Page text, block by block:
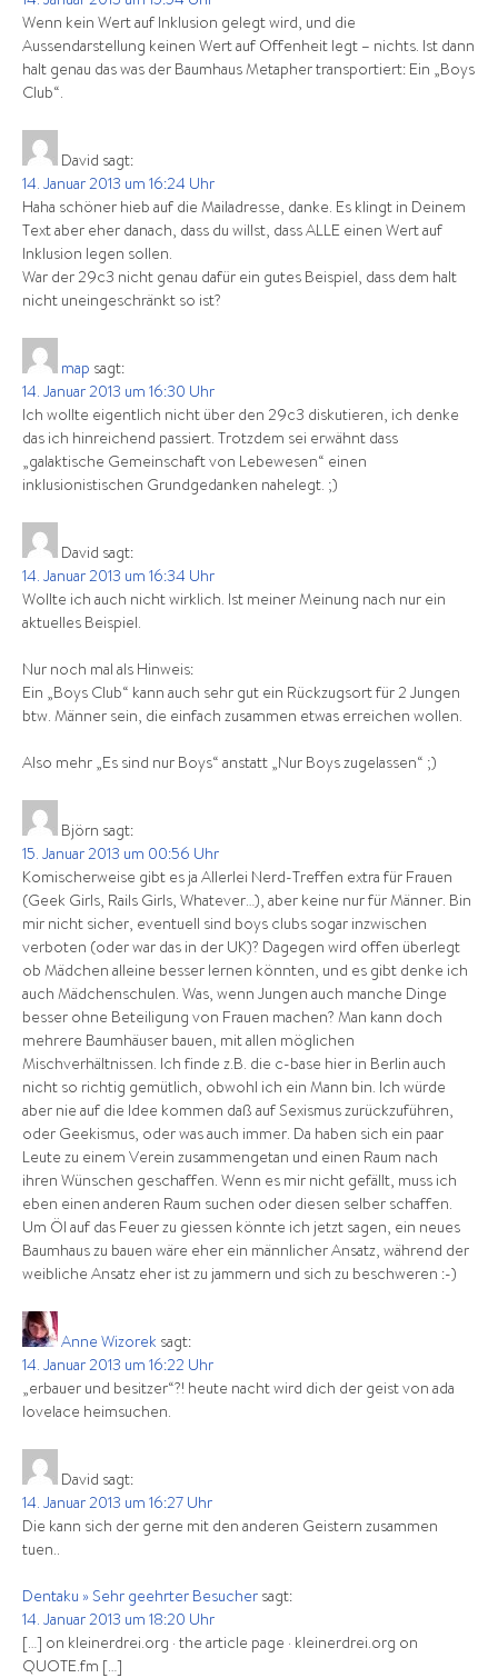
Wenn kein Wert auf Inklusion gelegt wird, und die
Aussendarstellung keinen Wert auf Offenheit legt – nichts. Ist dann
halt genau das was der Baumhaus Metapher transportiert: Ein „Boys
Club“.
David sagt:
14. Januar 2013 um 16:24 Uhr
Haha schöner hieb auf die Mailadresse, danke. Es klingt in Deinem
Text aber eher danach, dass du willst, dass ALLE einen Wert auf
Inklusion legen sollen.
War der 29c3 nicht genau dafür ein gutes Beispiel, dass dem halt
nicht uneingeschränkt so ist?
map sagt:
14. Januar 2013 um 16:30 Uhr
Ich wollte eigentlich nicht über den 29c3 diskutieren, ich denke
das ich hinreichend passiert. Trotzdem sei erwähnt dass
„galaktische Gemeinschaft von Lebewesen“ einen
inklusionistischen Grundgedanken nahelegt. ;)
David sagt:
14. Januar 2013 um 16:34 Uhr
Wollte ich auch nicht wirklich. Ist meiner Meinung nach nur ein
aktuelles Beispiel.
Nur noch mal als Hinweis:
Ein „Boys Club“ kann auch sehr gut ein Rückzugsort für 2 Jungen
btw. Männer sein, die einfach zusammen etwas erreichen wollen.
Also mehr „Es sind nur Boys“ anstatt „Nur Boys zugelassen“ ;)
Björn sagt:
15. Januar 2013 um 00:56 Uhr
Komischerweise gibt es ja Allerlei Nerd-Treffen extra für Frauen
(Geek Girls, Rails Girls, Whatever…), aber keine nur für Männer. Bin
mir nicht sicher, eventuell sind boys clubs sogar inzwischen
verboten (oder war das in der UK)? Dagegen wird offen überlegt
ob Mädchen alleine besser lernen könnten, und es gibt denke ich
auch Mädchenschulen. Was, wenn Jungen auch manche Dinge
besser ohne Beteiligung von Frauen machen? Man kann doch
mehrere Baumhäuser bauen, mit allen möglichen
Mischverhältnissen. Ich finde z.B. die c-base hier in Berlin auch
nicht so richtig gemütlich, obwohl ich ein Mann bin. Ich würde
aber nie auf die Idee kommen daß auf Sexismus zurückzuführen,
oder Geekismus, oder was auch immer. Da haben sich ein paar
Leute zu einem Verein zusammengetan und einen Raum nach
ihren Wünschen geschaffen. Wenn es mir nicht gefällt, muss ich
eben einen anderen Raum suchen oder diesen selber schaffen.
Um Öl auf das Feuer zu giessen könnte ich jetzt sagen, ein neues
Baumhaus zu bauen wäre eher ein männlicher Ansatz, während der
weibliche Ansatz eher ist zu jammern und sich zu beschweren :-)
Anne Wizorek sagt:
14. Januar 2013 um 16:22 Uhr
„erbauer und besitzer“?! heute nacht wird dich der geist von ada
lovelace heimsuchen.
David sagt:
14. Januar 2013 um 16:27 Uhr
Die kann sich der gerne mit den anderen Geistern zusammen
tuen..
Dentaku » Sehr geehrter Besucher sagt:
14. Januar 2013 um 18:20 Uhr
[…] on kleinerdrei.org · the article page · kleinerdrei.org on
QUOTE.fm […]